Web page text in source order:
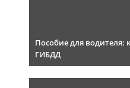
Пособие для
ГИБДД